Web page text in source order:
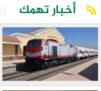
أخبار تهمك